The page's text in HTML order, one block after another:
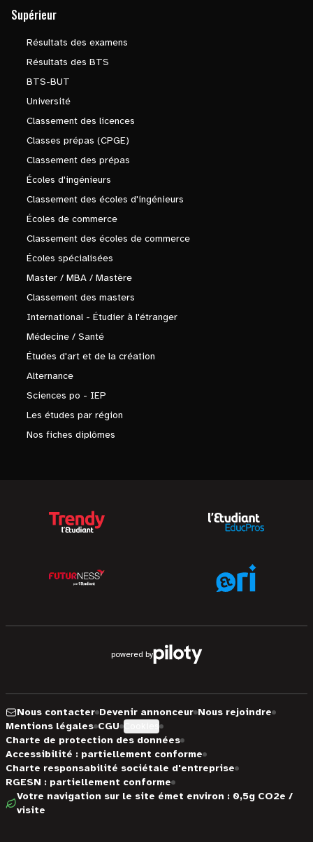
Supérieur
Résultats des examens
Résultats des BTS
BTS-BUT
Université
Classement des licences
Classes prépas (CPGE)
Classement des prépas
Écoles d'ingénieurs
Classement des écoles d'ingénieurs
Écoles de commerce
Classement des écoles de commerce
Écoles spécialisées
Master / MBA / Mastère
Classement des masters
International - Étudier à l'étranger
Médecine / Santé
Études d'art et de la création
Alternance
Sciences po - IEP
Les études par région
Nos fiches diplômes
powered by
Nous contacter Devenir annonceur Nous rejoindre
Mentions légales CGU
Charte de protection des données
Accessibilité : partiellement conforme
Charte responsabilité sociétale d'entreprise
RGESN : partiellement conforme
Votre navigation sur le site émet environ : 0,5g CO2e /
visite